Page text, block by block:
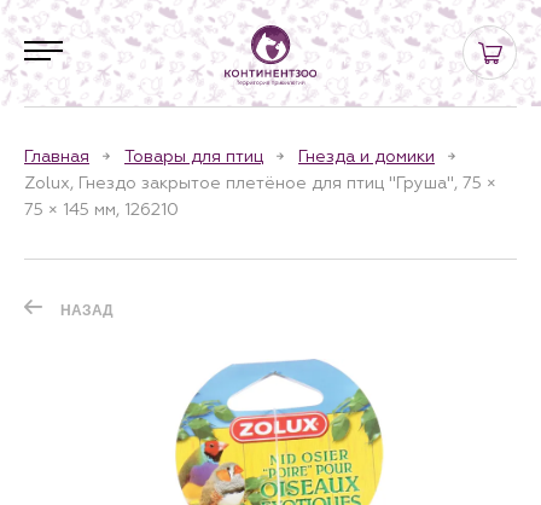
Главная Товары для птиц
Гнезда и домики
Zolux, Гнездо закрытое плетёное для птиц "Груша", 75 ×
75 × 145 мм, 126210
НАЗАД